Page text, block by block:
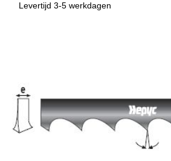
Levertijd 3-5 werkdagen